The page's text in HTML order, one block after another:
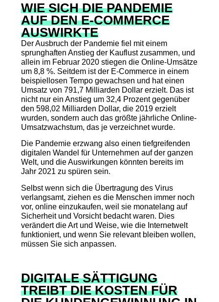
WIE SICH DIE PANDEMIE
AUF DEN E-COMMERCE
AUSWIRKTE
Der Ausbruch der Pandemie fiel mit einem
sprunghaften Anstieg der Kauflust zusammen, und
allein im Februar 2020 stiegen die Online-Umsätze
um 8,8 %. Seitdem ist der E-Commerce in einem
beispiellosen Tempo gewachsen und hat einen
Umsatz von 791,7 Milliarden Dollar erzielt. Das ist
nicht nur ein Anstieg um 32,4 Prozent gegenüber
den 598,02 Milliarden Dollar, die 2019 erzielt
wurden, sondern auch das größte jährliche Online-
Umsatzwachstum, das je verzeichnet wurde.
Die Pandemie erzwang also einen tiefgreifenden
digitalen Wandel für Unternehmen auf der ganzen
Welt, und die Auswirkungen könnten bereits im
Jahr 2021 zu spüren sein.
Selbst wenn sich die Übertragung des Virus
verlangsamt, ziehen es die Menschen immer noch
vor, online einzukaufen, weil sie monatelang auf
Sicherheit und Vorsicht bedacht waren. Dies
verändert die Art und Weise, wie die Internetwelt
funktioniert, und wenn Sie relevant bleiben wollen,
müssen Sie sich anpassen.
DIGITALE SÄTTIGUNG
TREIBT DIE KOSTEN FÜR